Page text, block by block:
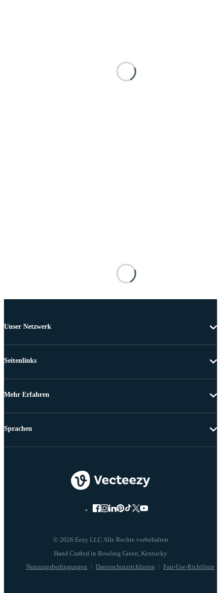
Unser Netzwerk
Seitenlinks
Mehr Erfahren
© 2026 Eezy LLC Alle Rechte vorbehalten
Nutzungsbedingungen Datenschutzrichlinien Fair-Use-Richtlinie
Sprachen